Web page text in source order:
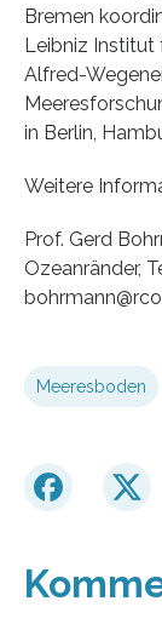
Bremen
Leibniz Institut
Alfred-
in Berlin,
Weitere
Prof. Gerd
Ozeanränder,
Meeresboden